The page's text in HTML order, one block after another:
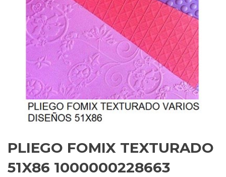
PLIEGO FOMIX TEXTURADO
51X86 1000000228663